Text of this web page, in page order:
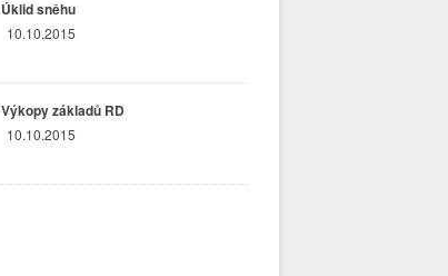
Úklid sněhu
10.10.2015
Výkopy základů RD
10.10.2015